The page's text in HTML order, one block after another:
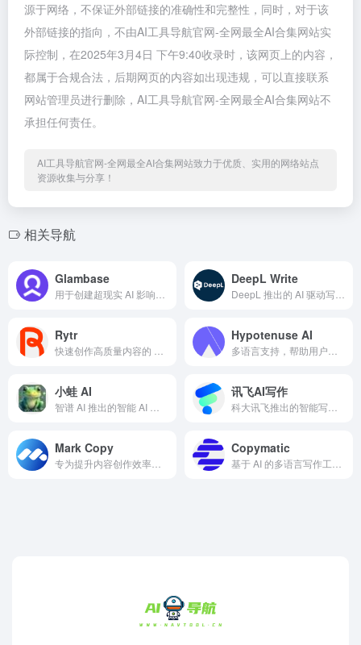
源于网络，不保证外部链接的准确性和完整性，同时，对于该
外部链接的指向，不由AI工具导航官网-全网最全AI合集网站实
际控制，在2025年3月4日 下午9:40收录时，该网页上的内容，
都属于合规合法，后期网页的内容如出现违规，可以直接联系
网站管理员进行删除，AI工具导航官网-全网最全AI合集网站不
承担任何责任。
AI工具导航官网-全网最全AI合集网站致力于优质、实用的网络站点
资源收集与分享！
相关导航
Glambase DeepL Write
Rytr Hypotenuse AI
小蛙 AI 讯飞AI写作
Mark Copy Copymatic